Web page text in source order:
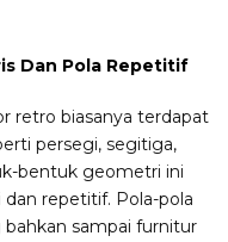
Dan Pola Repetitif
retro biasanya terdapat
persegi, segitiga,
bentuk geometri ini
repetitif. Pola-pola
bahkan sampai furnitur